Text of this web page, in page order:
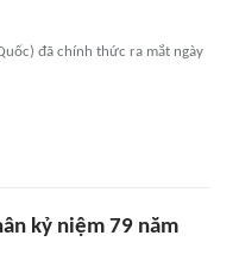
đã chính thức ra mắt ngày
kỷ niệm 79 năm